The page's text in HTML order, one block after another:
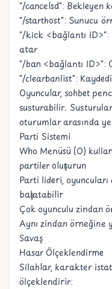
"/cancelsd": Bekleyen
"/starthost": Sunucu
"/kick <bağlantı ID>":
atar
"/ban <bağlantı ID>":
"/clearbanlist":
Oyuncular, sohbet
susturabilir.
oturumlar arasında
Parti Sistemi
Who Menüsü (O)
partiler oluşturun
Parti lideri,
başlatabilir
Çok oyunculu zindan
Aynı zindan
Savaş
Hasar Ölçeklendirme
Silahlar, karakter
ölçeklendirir: